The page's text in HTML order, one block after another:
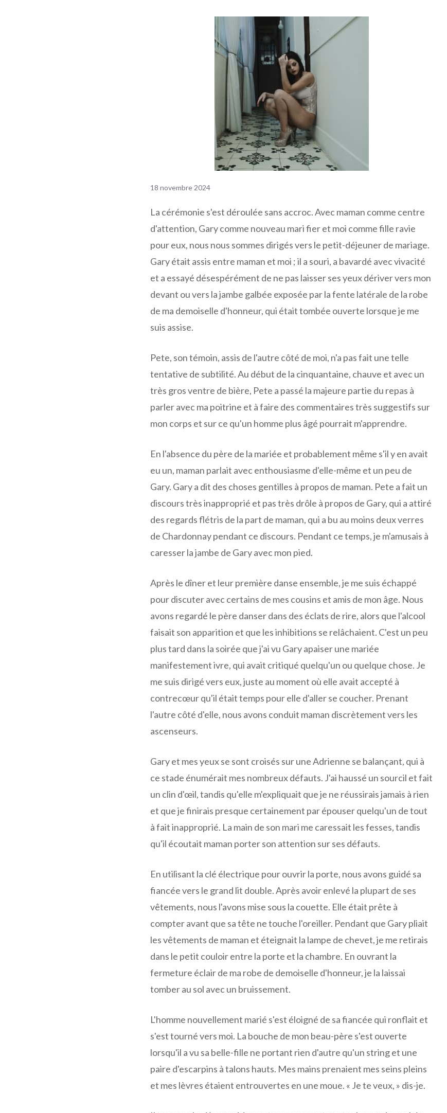
18 novembre 2024
La cérémonie s'est déroulée sans accroc. Avec maman comme centre
d'attention, Gary comme nouveau mari fier et moi comme fille ravie
pour eux, nous nous sommes dirigés vers le petit-déjeuner de mariage.
Gary était assis entre maman et moi ; il a souri, a bavardé avec vivacité
et a essayé désespérément de ne pas laisser ses yeux dériver vers mon
devant ou vers la jambe galbée exposée par la fente latérale de la robe
de ma demoiselle d'honneur, qui était tombée ouverte lorsque je me
suis assise.
Pete, son témoin, assis de l'autre côté de moi, n'a pas fait une telle
tentative de subtilité. Au début de la cinquantaine, chauve et avec un
très gros ventre de bière, Pete a passé la majeure partie du repas à
parler avec ma poitrine et à faire des commentaires très suggestifs sur
mon corps et sur ce qu'un homme plus âgé pourrait m'apprendre.
En l'absence du père de la mariée et probablement même s'il y en avait
eu un, maman parlait avec enthousiasme d'elle-même et un peu de
Gary. Gary a dit des choses gentilles à propos de maman. Pete a fait un
discours très inapproprié et pas très drôle à propos de Gary, qui a attiré
des regards flétris de la part de maman, qui a bu au moins deux verres
de Chardonnay pendant ce discours. Pendant ce temps, je m'amusais à
caresser la jambe de Gary avec mon pied.
Après le dîner et leur première danse ensemble, je me suis échappé
pour discuter avec certains de mes cousins ​​et amis de mon âge. Nous
avons regardé le père danser dans des éclats de rire, alors que l'alcool
faisait son apparition et que les inhibitions se relâchaient. C'est un peu
plus tard dans la soirée que j'ai vu Gary apaiser une mariée
manifestement ivre, qui avait critiqué quelqu'un ou quelque chose. Je
me suis dirigé vers eux, juste au moment où elle avait accepté à
contrecœur qu'il était temps pour elle d'aller se coucher. Prenant
l'autre côté d'elle, nous avons conduit maman discrètement vers les
ascenseurs.
Gary et mes yeux se sont croisés sur une Adrienne se balançant, qui à
ce stade énumérait mes nombreux défauts. J'ai haussé un sourcil et fait
un clin d'œil, tandis qu'elle m'expliquait que je ne réussirais jamais à rien
et que je finirais presque certainement par épouser quelqu'un de tout
à fait inapproprié. La main de son mari me caressait les fesses, tandis
qu'il écoutait maman porter son attention sur ses défauts.
En utilisant la clé électrique pour ouvrir la porte, nous avons guidé sa
fiancée vers le grand lit double. Après avoir enlevé la plupart de ses
vêtements, nous l'avons mise sous la couette. Elle était prête à
compter avant que sa tête ne touche l'oreiller. Pendant que Gary pliait
les vêtements de maman et éteignait la lampe de chevet, je me retirais
dans le petit couloir entre la porte et la chambre. En ouvrant la
fermeture éclair de ma robe de demoiselle d'honneur, je la laissai
tomber au sol avec un bruissement.
L'homme nouvellement marié s'est éloigné de sa fiancée qui ronflait et
s'est tourné vers moi. La bouche de mon beau-père s'est ouverte
lorsqu'il a vu sa belle-fille ne portant rien d'autre qu'un string et une
paire d'escarpins à talons hauts. Mes mains prenaient mes seins pleins
et mes lèvres étaient entrouvertes en une moue. « Je te veux, » dis-je.